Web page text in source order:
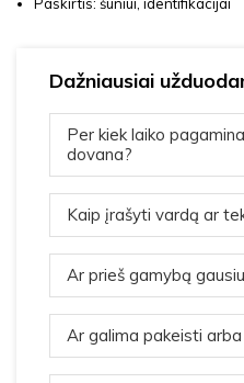
Paskirtis: šuniui, identifikacijai
Dažniausiai
Per kiek laiko
dovana?
Kaip įrašyti vardą ar
Ar prieš gamybą
Ar galima pakeisti